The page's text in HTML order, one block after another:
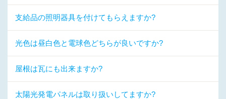
支給品の照明器具を付けてもらえますか?
光色は昼白色と電球色どちらが良いですか?
屋根は瓦にも出来ますか?
太陽光発電パネルは取り扱いしてますか?